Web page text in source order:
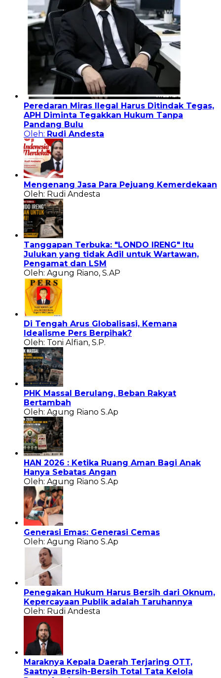
Peredaran Miras Ilegal Harus Ditindak Tegas,
APH Diminta Tegakkan Hukum Tanpa
Pandang Bulu
Oleh: Rudi Andesta
Mengenang Jasa Para Pejuang Kemerdekaan
Oleh: Rudi Andesta
Tanggapan Terbuka: "LONDO IRENG" Itu
Julukan yang tidak Adil untuk Wartawan,
Pengamat dan LSM
Oleh: Agung Riano, S.AP
Di Tengah Arus Globalisasi, Kemana
Idealisme Pers Berpihak?
Oleh: Toni Alfian, S.P.
PHK Massal Berulang, Beban Rakyat
Bertambah
Oleh: Agung Riano S.Ap
HAN 2026 : Ketika Ruang Aman Bagi Anak
Hanya Sebatas Angan
Oleh: Agung Riano S.Ap
Generasi Emas: Generasi Cemas
Oleh: Agung Riano S.Ap
Penegakan Hukum Harus Bersih dari Oknum,
Kepercayaan Publik adalah Taruhannya
Oleh: Rudi Andesta
Maraknya Kepala Daerah Terjaring OTT,
Saatnya Bersih-Bersih Total Tata Kelola